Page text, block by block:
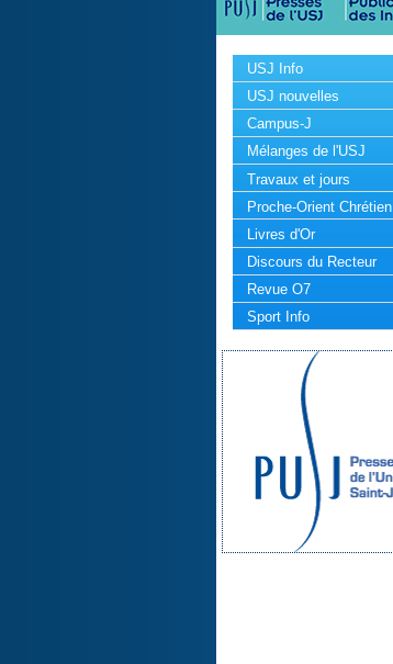
USJ Info
USJ nouvelles
Campus-J
Mélanges de l'USJ
Travaux et jours
Proche-Orient Chrétien
Livres d'Or
Discours du Recteur
Revue O7
Sport Info